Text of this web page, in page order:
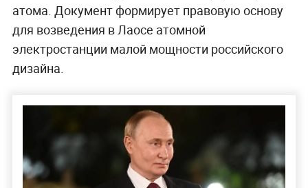
атома. Документ формирует правовую основу
для возведения в Лаосе атомной
электростанции малой мощности российского
дизайна.